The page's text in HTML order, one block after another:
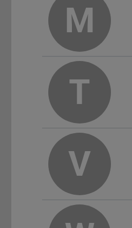
M
T
V